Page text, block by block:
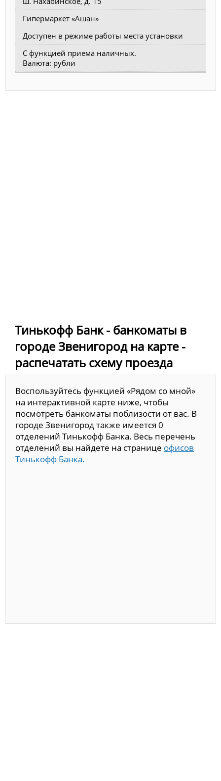
Гипермаркет «Ашан»
Доступен в режиме работы места установки
С функцией приема наличных.
Валюта: рубли
Тинькофф Банк - банкоматы в
городе Звенигород на карте -
распечатать схему проезда
Воспользуйтесь функцией «Рядом со мной»
на интерактивной карте ниже, чтобы
посмотреть банкоматы поблизости от вас. В
городе Звенигород также имеется 0
отделений Тинькофф Банка. Весь перечень
отделений вы найдете на странице офисов
Тинькофф Банка.